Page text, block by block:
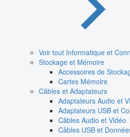
Voir tout Informatique et
Stockage et Mémoire
Accessoires de
Cartes Mémoire
Câbles et Adaptateurs
Adaptateurs Audio et
Adaptateurs USB et
Câbles Audio et Vidéo
Câbles USB et